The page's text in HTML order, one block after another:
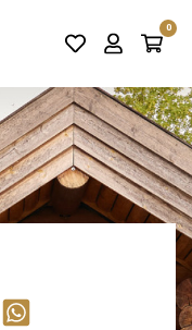
0
één klik!